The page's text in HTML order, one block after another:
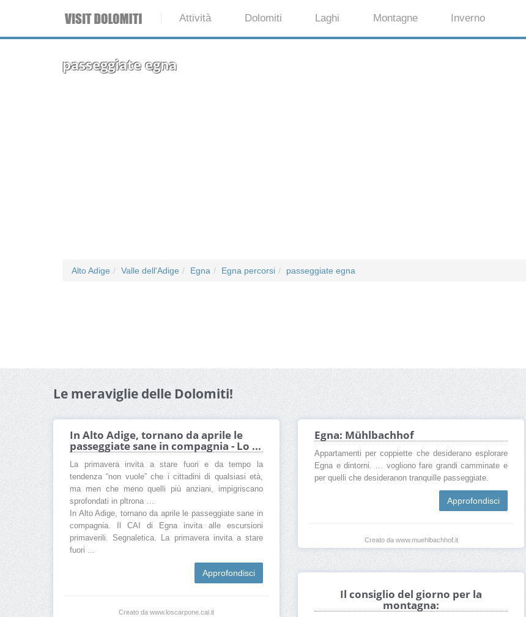
Attività Dolomiti Laghi Montagne Inverno
passeggiate egna
Alto Adige Valle dell'Adige Egna Egna percorsi passeggiate egna
Le meraviglie delle Dolomiti!
In Alto Adige, tornano da aprile le
passeggiate sane in compagnia - Lo ...
La primavera invita a stare fuori e da tempo la
tendenza “non vuole” che i cittadini di qualsiasi età,
ma men che meno quelli più anziani, impigriscano
sprofondati in pltrona …
In Alto Adige, tornano da aprile le passeggiate sane in
compagnia. Il CAI di Egna invita alle escursioni
primaverili. Segnaletica. La primavera invita a stare
fuori ...
Approfondisci
Creato da www.loscarpone.cai.it
Egna: Mühlbachhof
Appartamenti per coppiette che desiderano esplorare
Egna e dintorni. ... vogliono fare grandi camminate e
per quelli che desideranon tranquille passeggiate.
Approfondisci
Creato da www.muehlbachhof.it
Il consiglio del giorno per la
montagna: